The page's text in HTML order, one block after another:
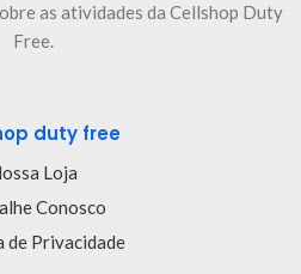
as atividades da Cellshop Duty
Free.
duty free
Loja
Conosco
de Privacidade